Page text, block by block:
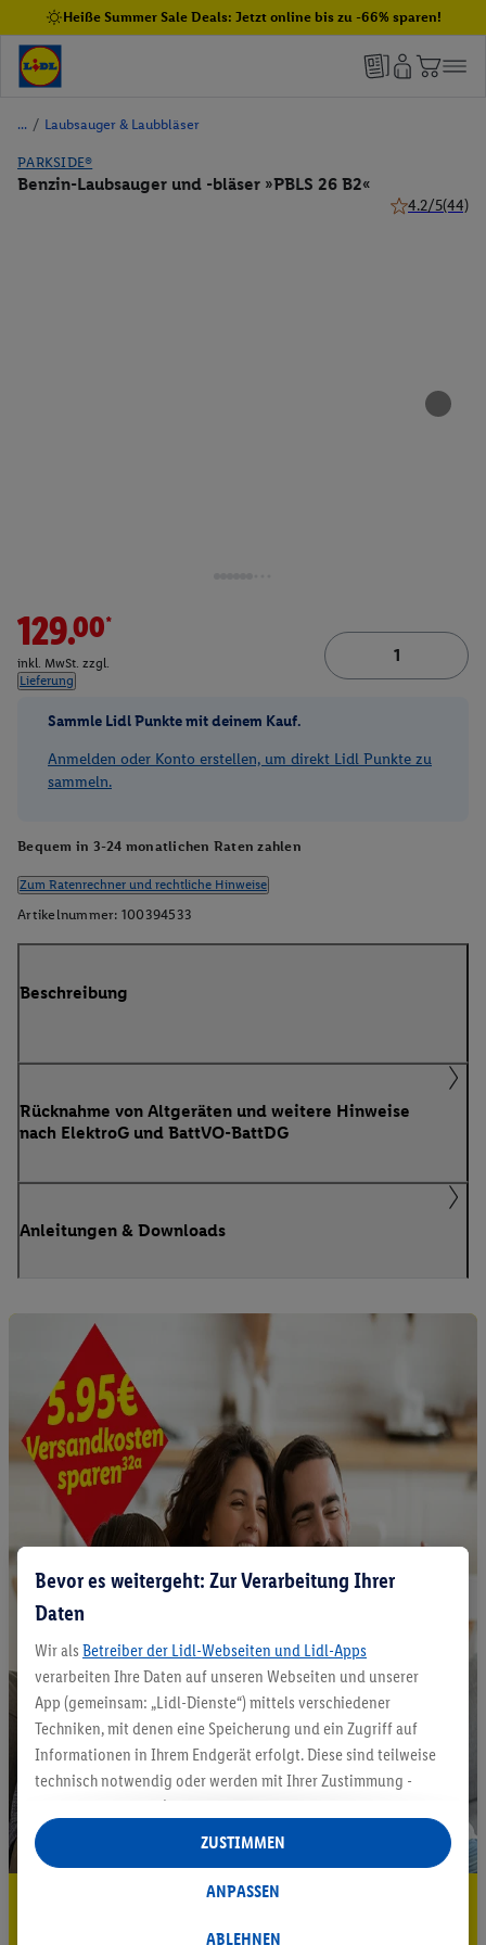
Heiße Summer Sale Deals: Jetzt online bis zu -66% sparen!
/ Laubsauger & Laubbläser
PARKSIDE®
Benzin-Laubsauger und -bläser »PBLS 26 B2«
4.2/5(44)
129.00*
inkl. MwSt. zzgl.
Lieferung
Sammle Lidl Punkte mit deinem Kauf.
Anmelden oder Konto erstellen, um direkt Lidl Punkte zu
sammeln.
Bequem in 3-24 monatlichen Raten zahlen
Zum Ratenrechner und rechtliche Hinweise
Artikelnummer: 100394533
Beschreibung
Rücknahme von Altgeräten und weitere Hinweise
nach ElektroG und BattVO-BattDG
Anleitungen & Downloads
5.95 € Versand sparen³²ᵃ
Bevor es weitergeht: Zur Verarbeitung Ihrer
Daten
Wir als Betreiber der Lidl-Webseiten und Lidl-Apps
verarbeiten Ihre Daten auf unseren Webseiten und unserer
App (gemeinsam: „Lidl-Dienste“) mittels verschiedener
Techniken, mit denen eine Speicherung und ein Zugriff auf
Informationen in Ihrem Endgerät erfolgt. Diese sind teilweise
technisch notwendig oder werden mit Ihrer Zustimmung -
auch durch Partner (u.a.
Verantwortliche; im Zusammenhang mit dem IAB TCF
insgesamt
Statistik-Erstellung oder für personalisierte Werbung
Datenverarbeitungen für personalisierte Werbung werden
ABLEHNEN
ANPASSEN
ZUSTIMMEN